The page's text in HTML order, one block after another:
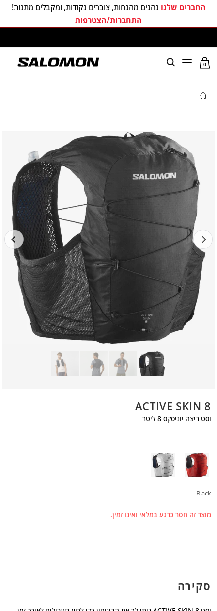
החברים שלנו נהנים מהנחות, צוברים נקודות, ומקבלים מתנות!
התחברות/הצטרפות
0
ACTIVE SKIN 8
וסט ריצה יוניסקס 8 ליטר
Black
מוצר זה חסר כרגע במלאי ואינו זמין.
סקירה